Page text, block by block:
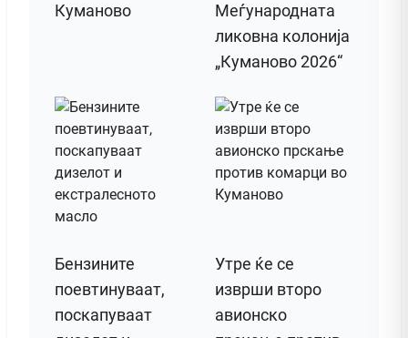
Куманово
Меѓународната
ликовна колонија
„Куманово 2026“
Бензините
поевтинуваат,
поскапуваат
Утре ќе се
изврши второ
авионско